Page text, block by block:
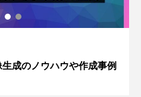
成のノウハウや作成事例